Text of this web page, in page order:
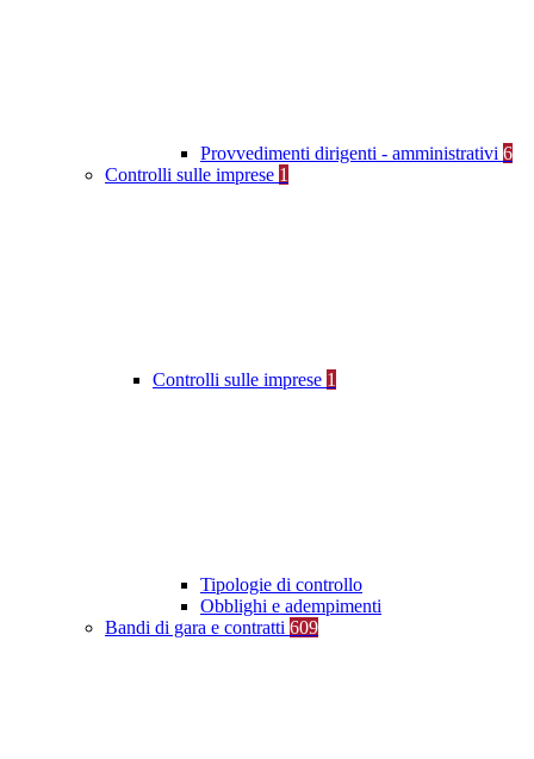
Provvedimenti dirigenti - amministrativi 6
Controlli sulle imprese 1
Controlli sulle imprese 1
Tipologie di controllo
Obblighi e adempimenti
Bandi di gara e contratti 609